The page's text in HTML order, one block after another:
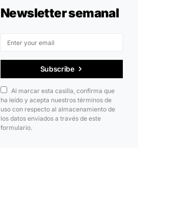
Newsletter semanal
Subscribe
Al marcar esta casilla, confirma que
ha leído y acepta nuestros términos de
uso con respecto al almacenamiento de
los datos enviados a través de este
formulario.